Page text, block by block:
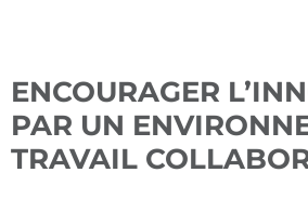
ENCOURAGER
PAR UN
TRAVAIL